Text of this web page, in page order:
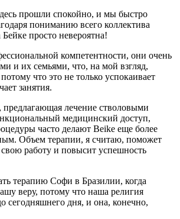
прошли спокойно, и мы быстро
пониманию всего коллектива
просто невероятна!
компетентности, они очень
и их семьями, что, на мой взгляд,
что это не только успокаивает
занятия.
лечение стволовыми
медицинский доступ,
часто делают Beike еще более
Объем терапии, я считаю, поможет
работу и повысит успешность
терапию Софи в Бразилии, когда
веру, потому что наша религия
сегодняшнего дня, и она, конечно,